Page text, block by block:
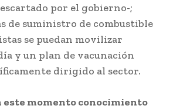
por el gobierno-;
de suministro de combustible
se puedan movilizar
y un plan de vacunación
dirigido al sector.
este momento conocimiento